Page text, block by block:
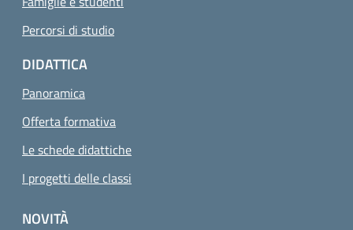
Percorsi di studio
DIDATTICA
Panoramica
Offerta formativa
Le schede didattiche
I progetti delle classi
NOVITÀ